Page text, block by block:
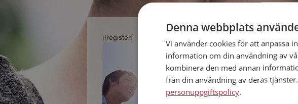
[[register]
Denna webbplats
Vi använder cookies för att anpassa
information om din användning av
kombinera den med annan
från din användning av deras
personuppgiftspolicy.